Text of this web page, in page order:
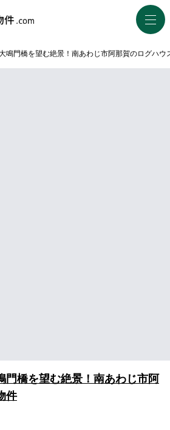
鳴門橋を望む絶景！南あわじ市阿那賀のログハウ
門橋を望む絶景！南あわじ市阿
件